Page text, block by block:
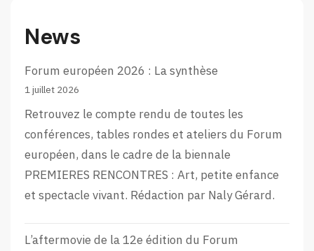
News
Forum européen 2026 : La synthèse
1 juillet 2026
Retrouvez le compte rendu de toutes les
conférences, tables rondes et ateliers du Forum
européen, dans le cadre de la biennale
PREMIERES RENCONTRES : Art, petite enfance
et spectacle vivant. Rédaction par Naly Gérard.
L’aftermovie de la 12e édition du Forum